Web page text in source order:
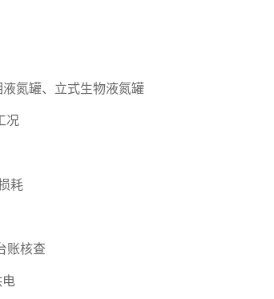
氮罐、立式生物液氮罐
况
耗
账核查
电